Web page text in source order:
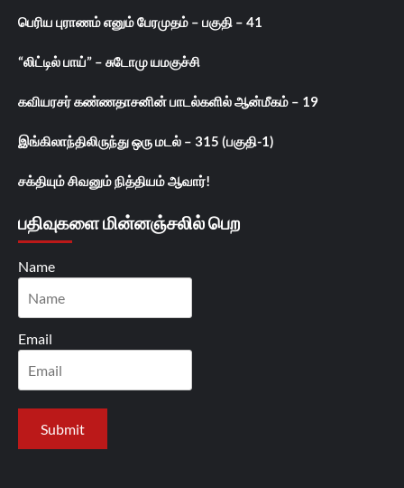
பெரிய புராணம் எனும் பேரமுதம் – பகுதி – 41
“லிட்டில் பாய்” – சுடோமு யமகுச்சி
கவியரசர் கண்ணதாசனின் பாடல்களில் ஆன்மீகம் – 19
இங்கிலாந்திலிருந்து ஒரு மடல் – 315 (பகுதி-1)
சக்தியும் சிவனும் நித்தியம் ஆவார்!
பதிவுகளை மின்னஞ்சலில் பெற
Name
Email